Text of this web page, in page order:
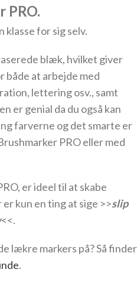
PRO.
klasse for sig selv.
blæk, hvilket giver
både at arbejde med
lettering osv., samt
er genial da du også kan
farverne og det smarte er
PRO eller med
er ideel til at skabe
kun en ting at sige >>slip
<<.
lækre markers på? Så finder
.